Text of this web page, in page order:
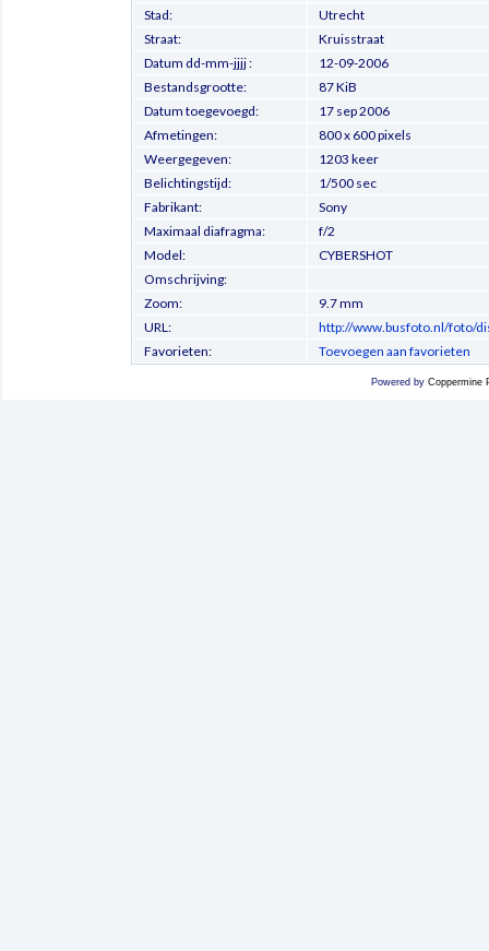
Stad:
Utrecht
Straat:
Kruisstraat
Datum dd-mm-jjjj :
12-09-2006
Bestandsgrootte:
87 KiB
Datum toegevoegd:
17 sep 2006
Afmetingen:
800 x 600 pixels
Weergegeven:
1203 keer
Belichtingstijd:
1/500 sec
Fabrikant:
Sony
Maximaal diafragma:
f/2
Model:
CYBERSHOT
Omschrijving:
Zoom:
9.7 mm
URL:
http://www.busfoto.nl/foto/
Favorieten:
Toevoegen aan favorieten
Powered by Coppermine